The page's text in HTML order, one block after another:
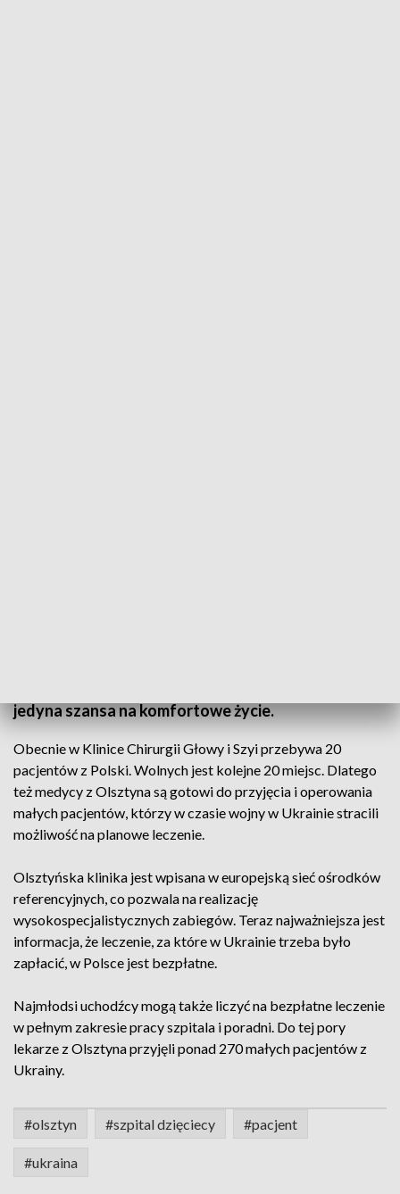
jedyna szansa na komfortowe życie.
Obecnie w Klinice Chirurgii Głowy i Szyi przebywa 20
pacjentów z Polski. Wolnych jest kolejne 20 miejsc. Dlatego
też medycy z Olsztyna są gotowi do przyjęcia i operowania
małych pacjentów, którzy w czasie wojny w Ukrainie stracili
możliwość na planowe leczenie.
Olsztyńska klinika jest wpisana w europejską sieć ośrodków
referencyjnych, co pozwala na realizację
wysokospecjalistycznych zabiegów. Teraz najważniejsza jest
informacja, że leczenie, za które w Ukrainie trzeba było
zapłacić, w Polsce jest bezpłatne.
Najmłodsi uchodźcy mogą także liczyć na bezpłatne leczenie
w pełnym zakresie pracy szpitala i poradni. Do tej pory
lekarze z Olsztyna przyjęli ponad 270 małych pacjentów z
Ukrainy.
#olsztyn #szpital dzięciecy #pacjent
#ukraina